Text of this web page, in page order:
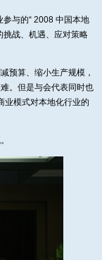
与的“ 2008 中国本地
挑战、机遇、应对策略
预算、缩小生产规模，
。但是与会代表同时也
业模式对本地化行业的